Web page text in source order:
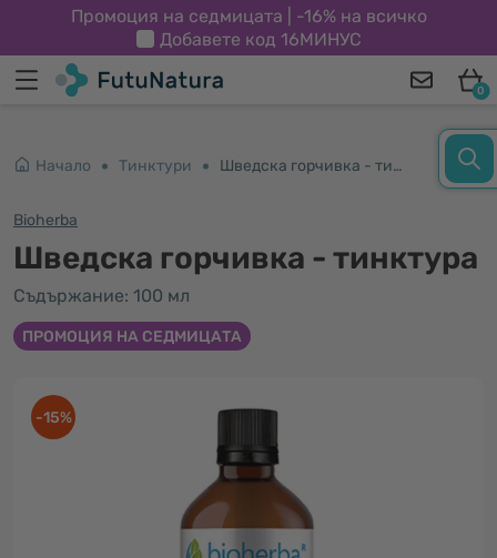
Промоция на седмицата | -16% на всичко
Добавете код 16МИНУС
0
Начало Тинктури Шведска горчивка - тинктура
Bioherba
Шведска горчивка - тинктура
Съдържание: 100 мл
ПРОМОЦИЯ НА СЕДМИЦАТА
-15%